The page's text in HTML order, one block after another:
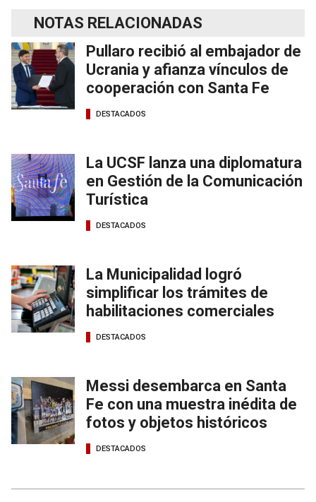
NOTAS RELACIONADAS
Pullaro recibió al embajador de
Ucrania y afianza vínculos de
cooperación con Santa Fe
DESTACADOS
La UCSF lanza una diplomatura
en Gestión de la Comunicación
Turística
DESTACADOS
La Municipalidad logró
simplificar los trámites de
habilitaciones comerciales
DESTACADOS
Messi desembarca en Santa
Fe con una muestra inédita de
fotos y objetos históricos
DESTACADOS